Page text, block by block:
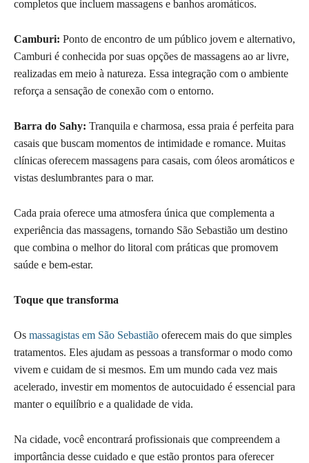
completos que incluem massagens e banhos aromáticos.
Camburi: Ponto de encontro de um público jovem e alternativo,
Camburi é conhecida por suas opções de massagens ao ar livre,
realizadas em meio à natureza. Essa integração com o ambiente
reforça a sensação de conexão com o entorno.
Barra do Sahy: Tranquila e charmosa, essa praia é perfeita para
casais que buscam momentos de intimidade e romance. Muitas
clínicas oferecem massagens para casais, com óleos aromáticos e
vistas deslumbrantes para o mar.
Cada praia oferece uma atmosfera única que complementa a
experiência das massagens, tornando São Sebastião um destino
que combina o melhor do litoral com práticas que promovem
saúde e bem-estar.
Toque que transforma
Os massagistas em São Sebastião oferecem mais do que simples
tratamentos. Eles ajudam as pessoas a transformar o modo como
vivem e cuidam de si mesmos. Em um mundo cada vez mais
acelerado, investir em momentos de autocuidado é essencial para
manter o equilíbrio e a qualidade de vida.
Na cidade, você encontrará profissionais que compreendem a
importância desse cuidado e que estão prontos para oferecer